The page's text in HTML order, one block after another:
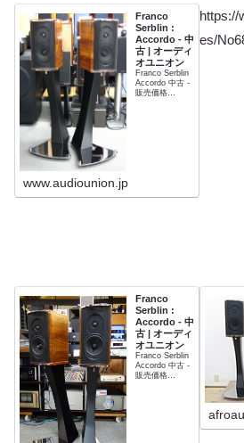
Franco
Serblin :
Accordo - 中
古 | オーディ
オユニオン
Franco Serblin
Accordo 中古 -
販売価格
www.audiounion.jp
https://
es/
Franco
Serblin :
Accordo - 中
古 | オーディ
オユニオン
Franco Serblin
Accordo 中古 -
販売価格